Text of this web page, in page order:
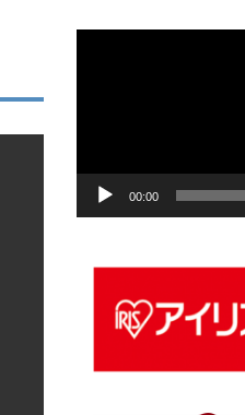
ヤ
00:00